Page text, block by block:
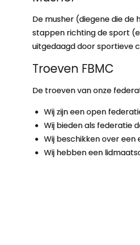
De musher (diegene die
stappen richting de sport
uitgedaagd door sportieve
Troeven FBMC
De troeven van onze
Wij zijn een open
Wij bieden als federatie
Wij beschikken over een
Wij hebben een